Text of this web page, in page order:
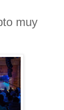
muy